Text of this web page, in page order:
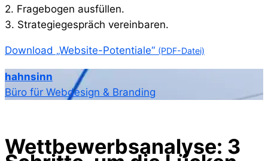
2. Fragebogen ausfüllen.
3. Strategiegespräch vereinbaren.
Download „Website-Potentiale“ (PDF-Datei)
hahnsinn
Büro für Webdesign & Branding
Wettbewerbsanalyse: 3